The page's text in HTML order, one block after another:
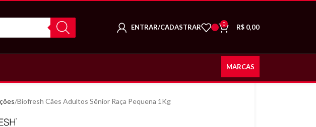
ENTRAR/CADASTRAR 0 R$ 0,00
MARCAS
Biofresh Cães Adultos Sênior Raça Pequena 1Kg